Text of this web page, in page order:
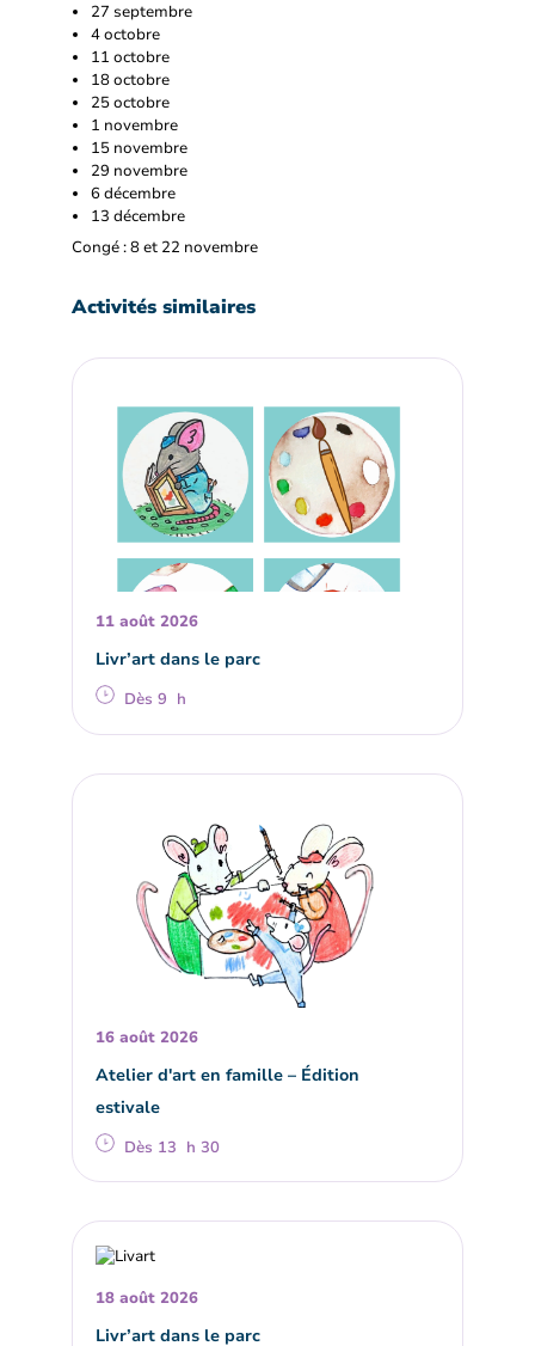
27 septembre
4 octobre
11 octobre
18 octobre
25 octobre
1 novembre
15 novembre
29 novembre
6 décembre
13 décembre
Congé : 8 et 22 novembre
Activités similaires
11 août 2026
Livr’art dans le parc
Dès 9 h
16 août 2026
Atelier d'art en famille – Édition
estivale
Dès 13 h 30
18 août 2026
Livr’art dans le parc